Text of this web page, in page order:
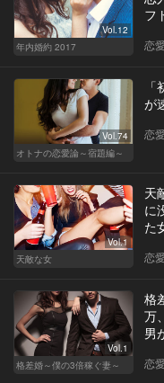
Vol.12
年内婚約 2017
フ
恋愛
Vol.74
オトナの恋愛論～宿題編～
が
恋愛
Vol.1
天敵な女
天
に
た
恋愛
Vol.1
格差婚～僕の3倍稼ぐ妻～
格
万
男
恋愛